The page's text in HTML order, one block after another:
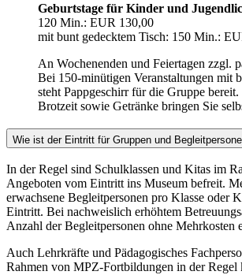
Geburtstage für Kinder und
120 Min.: EUR 130,00
mit bunt gedecktem Tisch: 150 Min.:
An Wochenenden und Feiertagen zzgl.
Bei 150-minütigen Veranstaltungen mit
steht Pappgeschirr für die Gruppe
Brotzeit sowie Getränke bringen Sie
Wie ist der Eintritt für Gruppen und
In der Regel sind Schulklassen und Kitas im
Angeboten vom Eintritt ins Museum befreit.
erwachsene Begleitpersonen pro Klasse oder
Eintritt. Bei nachweislich erhöhtem
Anzahl der Begleitpersonen ohne Mehrkosten
Auch Lehrkräfte und Pädagogisches
Rahmen von MPZ-Fortbildungen in der Regel